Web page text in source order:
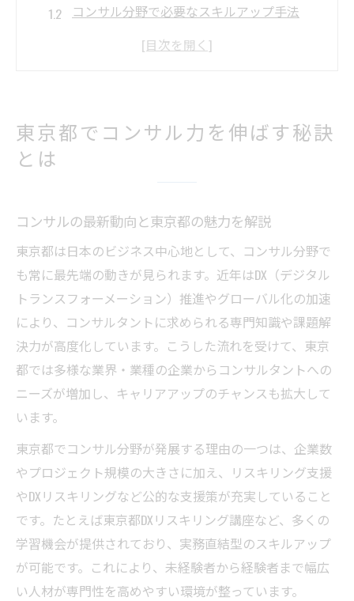
コンサル分野で必要なスキルアップ手法
東京都のコンサル学習環境と活用法
戦略と実践で磨くコンサルの学び方
東京都のリスキリング講座で学ぶポイント
コンサル業界で生きる戦略的スキル習得術
ビジネスコンサルタントの現場で学ぶ実践
例
リスキリング講座で未来のキャリア創出
東京都リスキリング講座の活用メリット
コンサルキャリアに直結する学びの選び方
略
ビジネスコンサルタント向け最新講座情報
ビジネスコンサルの違いを知れば道が開く
ビジネスコンサルタントと戦略コンサルの
違い
役員や講師の視点から見るコンサル業界
東京都でコンサル力を伸ばす秘訣
とは
コンサルの最新動向と東京都の魅力を解説
東京都は日本のビジネス中心地として、コンサル分野で
も常に最先端の動きが見られます。近年はDX（デジタル
トランスフォーメーション）推進やグローバル化の加速
により、コンサルタントに求められる専門知識や課題解
決力が高度化しています。こうした流れを受けて、東京
都では多様な業界・業種の企業からコンサルタントへの
ニーズが増加し、キャリアアップのチャンスも拡大して
います。
東京都でコンサル分野が発展する理由の一つは、企業数
やプロジェクト規模の大きさに加え、リスキリング支援
やDXリスキリングなど公的な支援策が充実していること
です。たとえば東京都DXリスキリング講座など、多くの
学習機会が提供されており、実務直結型のスキルアップ
が可能です。これにより、未経験者から経験者まで幅広
い人材が専門性を高めやすい環境が整っています。